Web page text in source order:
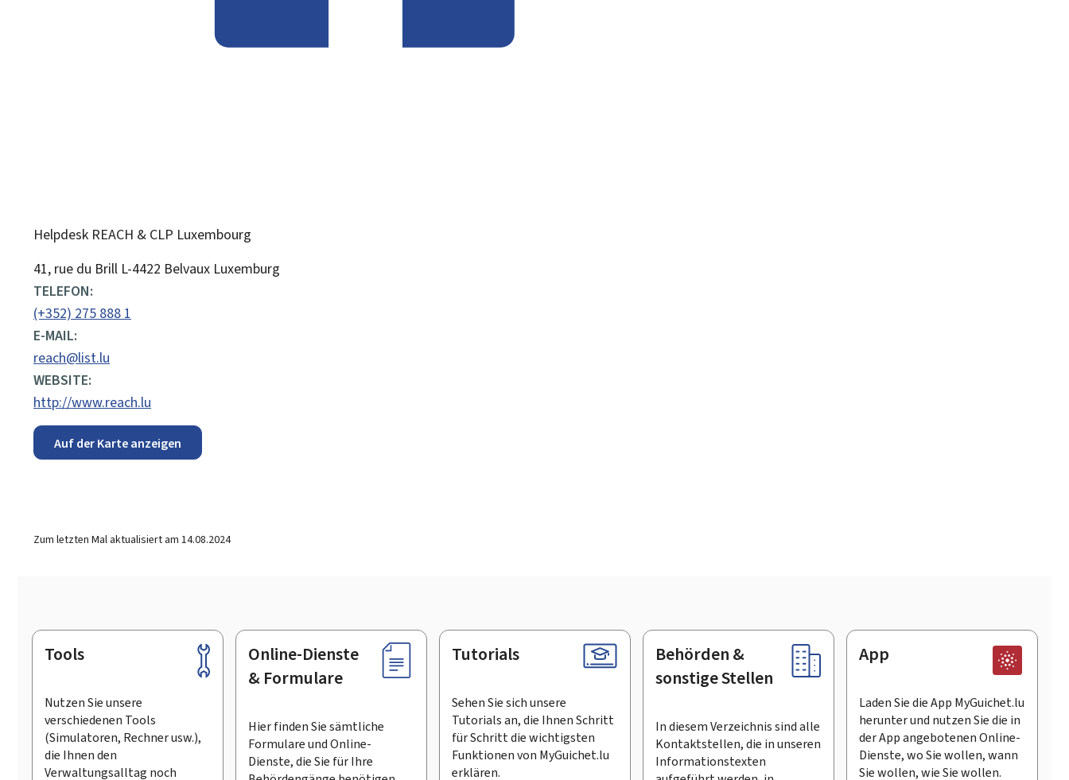
Helpdesk REACH & CLP Luxembourg
ADRESSE:
41, rue du Brill L-4422 Belvaux Luxemburg
TELEFON:
(+352) 275 888 1
E-MAIL:
reach@list.lu
WEBSITE:
http://www.reach.lu
Auf der Karte anzeigen
Zum letzten Mal aktualisiert am 14.08.2024
Footer
Tools
Nutzen Sie unsere
verschiedenen Tools
(Simulatoren, Rechner usw.),
die Ihnen den
Verwaltungsalltag noch
Online-Dienste
& Formulare
Hier finden Sie sämtliche
Formulare und Online-
Dienste, die Sie für Ihre
Tutorials
Sehen Sie sich unsere
Tutorials an, die Ihnen Schritt
für Schritt die wichtigsten
Funktionen von MyGuichet.lu
erklären.
Behörden &
sonstige Stellen
In diesem Verzeichnis sind alle
Kontaktstellen, die in unseren
Informationstexten
App
Laden Sie die App MyGuichet.lu
herunter und nutzen Sie die in
der App angebotenen Online-
Dienste, wo Sie wollen, wann
Sie wollen, wie Sie wollen.